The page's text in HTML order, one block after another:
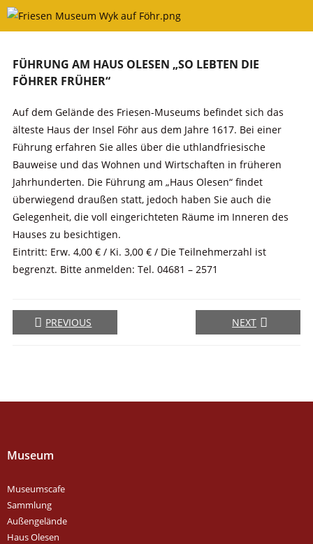
Skip
FÜHRUNG AM HAUS OLESEN „SO LEBTEN DIE
FÖHRER FRÜHER“
Auf dem Gelände des Friesen-Museums befindet sich das
älteste Haus der Insel Föhr aus dem Jahre 1617. Bei einer
Führung erfahren Sie alles über die uthlandfriesische
Bauweise und das Wohnen und Wirtschaften in früheren
Jahrhunderten. Die Führung am „Haus Olesen“ findet
überwiegend draußen statt, jedoch haben Sie auch die
Gelegenheit, die voll eingerichteten Räume im Inneren des
Hauses zu besichtigen.
Eintritt: Erw. 4,00 € / Ki. 3,00 € / Die Teilnehmerzahl ist
begrenzt. Bitte anmelden: Tel. 04681 – 2571
PREVIOUS NEXT
Museum
Museumscafe
Sammlung
Außengelände
Haus Olesen